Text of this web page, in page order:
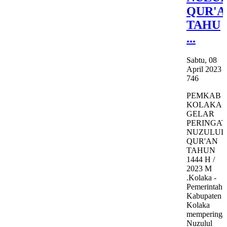
TAHU
...
Sabtu, 08
April 2023
746
PEMKAB
KOLAKA
GELAR
NUZULUL
QUR'AN
TAHUN
1444 H /
2023 M
.Kolaka -
Pemerintah
Kabupaten
Kolaka
Nuzulul